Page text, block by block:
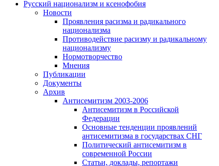
Русский национализм и ксенофобия
Новости
Проявления расизма и радикального
национализма
Противодействие расизму и радикальному
национализму
Нормотворчество
Мнения
Публикации
Документы
Архив
Антисемитизм 2003-2006
Антисемитизм в Российской
Федерации
Основные тенденции проявлений
антисемитизма в государствах СНГ
Политический антисемитизм в
современной России
Статьи, доклады, репортажи